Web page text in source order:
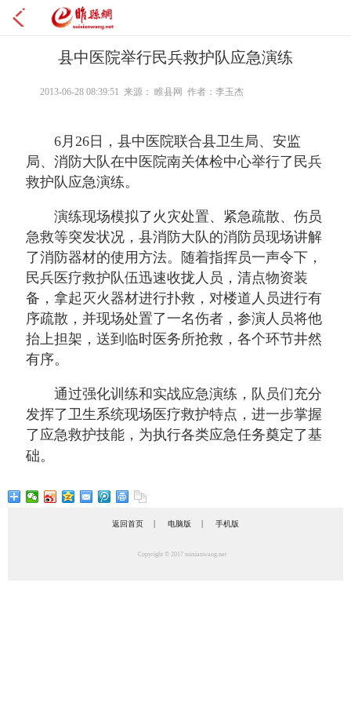
县中医院举行民兵救护队应急演练
2013-06-28 08:39:51 来源： 睢县网 作者：李玉杰
6月26日，县中医院联合县卫生局、安监
局、消防大队在中医院南关体检中心举行了民兵
救护队应急演练。
演练现场模拟了火灾处置、紧急疏散、伤员
急救等突发状况，县消防大队的消防员现场讲解
了消防器材的使用方法。随着指挥员一声令下，
民兵医疗救护队伍迅速收拢人员，清点物资装
备，拿起灭火器材进行扑救，对楼道人员进行有
序疏散，并现场处置了一名伤者，参演人员将他
抬上担架，送到临时医务所抢救，各个环节井然
有序。
通过强化训练和实战应急演练，队员们充分
发挥了卫生系统现场医疗救护特点，进一步掌握
了应急救护技能，为执行各类应急任务奠定了基
础。
返回首页 | 电脑版 | 手机版
Copyright © 2017 suixianwang.net